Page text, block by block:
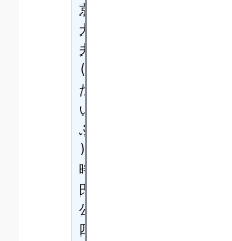
京
大
夫
(
た
い
ぶ
)
時
氏
公
四